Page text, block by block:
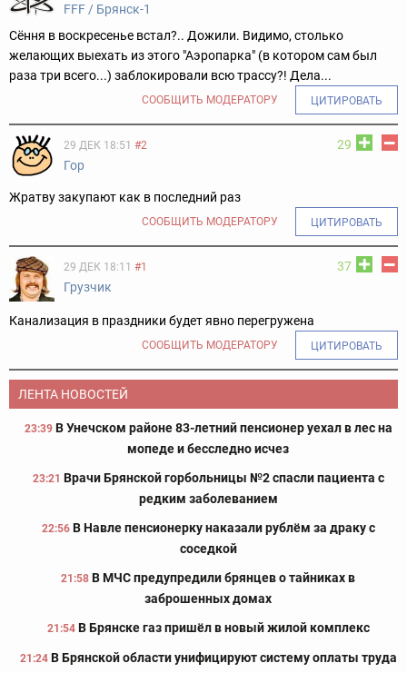
FFF / Брянск-1
Сёння в воскресенье встал?.. Дожили. Видимо, столько
желающих выехать из этого "Аэропарка" (в котором сам был
раза три всего...) заблокировали всю трассу?! Дела...
СООБЩИТЬ МОДЕРАТОРУ ЦИТИРОВАТЬ
29
29 ДЕК 18:51 #2
Гор
Жратву закупают как в последний раз
СООБЩИТЬ МОДЕРАТОРУ ЦИТИРОВАТЬ
37
29 ДЕК 18:11 #1
Грузчик
Канализация в праздники будет явно перегружена
СООБЩИТЬ МОДЕРАТОРУ ЦИТИРОВАТЬ
ЛЕНТА НОВОСТЕЙ
23:39 В Унечском районе 83-летний пенсионер уехал в лес на
мопеде и бесследно исчез
23:21 Врачи Брянской горбольницы №2 спасли пациента с
редким заболеванием
22:56 В Навле пенсионерку наказали рублём за драку с
соседкой
21:58 В МЧС предупредили брянцев о тайниках в
заброшенных домах
21:54 В Брянске газ пришёл в новый жилой комплекс
21:24 В Брянской области унифицируют систему оплаты труда